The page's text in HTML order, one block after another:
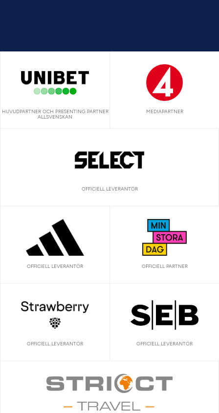
HUVUDPARTNER OCH PRESENTING PARTNER
ALLSVENSKAN
MEDIAPARTNER
OFFICIELL LEVERANTÖR
OFFICIELL LEVERANTÖR OFFICIELL PARTNER
OFFICIELL LEVERANTÖR OFFICIELL LEVERANTÖR